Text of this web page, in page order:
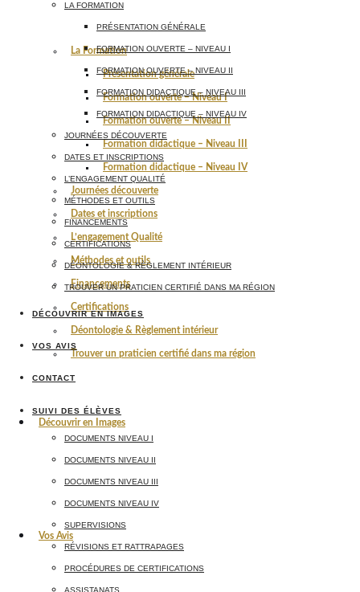
La Formation
Présentation générale
Formation ouverte – Niveau I
Formation ouverte – Niveau II
Formation didactique – Niveau III
Formation didactique – Niveau IV
Journées découverte
Dates et inscriptions
L’engagement Qualité
Méthodes et outils
Financements
Certifications
Déontologie & Règlement intérieur
Trouver un praticien certifié dans ma région
Découvrir en Images
Vos Avis
LA FORMATION
PRÉSENTATION GÉNÉRALE
FORMATION OUVERTE – NIVEAU I
FORMATION OUVERTE – NIVEAU II
FORMATION DIDACTIQUE – NIVEAU III
FORMATION DIDACTIQUE – NIVEAU IV
JOURNÉES DÉCOUVERTE
DATES ET INSCRIPTIONS
L’ENGAGEMENT QUALITÉ
MÉTHODES ET OUTILS
FINANCEMENTS
CERTIFICATIONS
DÉONTOLOGIE & RÈGLEMENT INTÉRIEUR
TROUVER UN PRATICIEN CERTIFIÉ DANS MA RÉGION
DÉCOUVRIR EN IMAGES
VOS AVIS
CONTACT
SUIVI DES ÉLÈVES
DOCUMENTS NIVEAU I
DOCUMENTS NIVEAU II
DOCUMENTS NIVEAU III
DOCUMENTS NIVEAU IV
SUPERVISIONS
RÉVISIONS ET RATTRAPAGES
PROCÉDURES DE CERTIFICATIONS
ASSISTANATS